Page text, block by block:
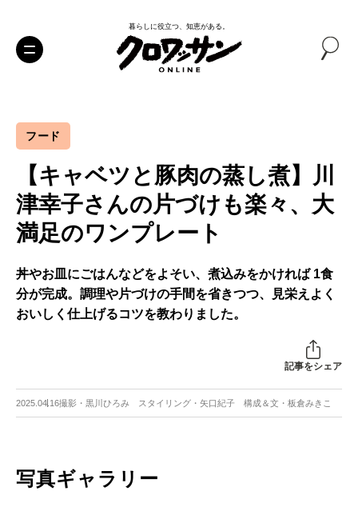
暮らしに役立つ、知恵がある。
フード
【キャベツと豚肉の蒸し煮】川
津幸子さんの片づけも楽々、大
満足のワンプレート
丼やお皿にごはんなどをよそい、煮込みをかければ 1食
分が完成。調理や片づけの手間を省きつつ、見栄えよく
おいしく仕上げるコツを教わりました。
記事をシェア
2025.04.16撮影・黒川ひろみ スタイリング・矢口紀子 構成＆文・板倉みきこ
写真ギャラリー